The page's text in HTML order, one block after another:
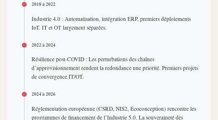
2018 à 2022
Industrie 4.0 : Automatisation, intégration ERP, premiers déploiements
IoT. IT et OT largement séparées.
2022 à 2024
Résilience post-COVID : Les perturbations des chaînes
d’approvisionnement rendent la redondance une priorité. Premiers projets
de convergence IT/OT.
2024 à 2026
Réglementation européenne (CSRD, NIS2, Écoconception) rencontre les
programmes de financement de l’Industrie 5.0. La souveraineté des